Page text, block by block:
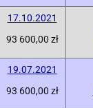
17.10.2021
93 600,00 zł
19.07.2021
93 600,00 zł